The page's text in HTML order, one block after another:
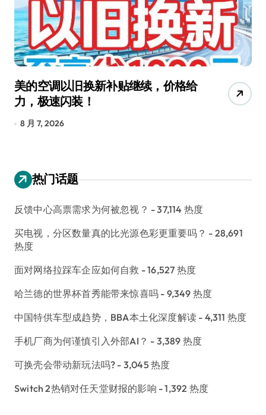
追觅清洁电器全球累计出货量破
4000万台，技术创新驱动多品类增
长
热门话题
反馈中心高票需求为何被忽视？ - 37,114 热度
买电视，分区数量真的比光源色彩更重要吗？ - 28,691
热度
面对网络拉踩车企应如何自救 - 16,527 热度
哈兰德的世界杯首秀能带来惊喜吗 - 9,349 热度
中国特供车型成趋势，BBA本土化深度解读 - 4,311 热度
手机厂商为何谨慎引入外部AI？ - 3,389 热度
可换壳会带动新玩法吗? - 3,045 热度
Switch 2热销对任天堂财报的影响 - 1,392 热度